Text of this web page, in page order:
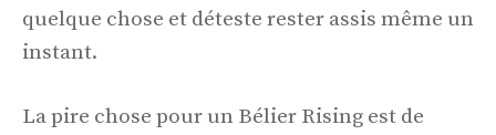
quelque chose et déteste rester assis même un
instant.
La pire chose pour un Bélier Rising est de